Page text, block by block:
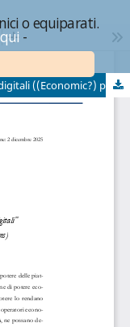
o equiparati.
-
Il potere (economico?) delle piattaforme digitali ((Economic?) power of digital platforms)